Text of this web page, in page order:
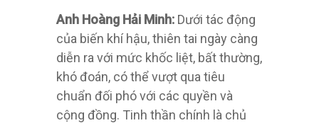
Anh Hoàng Hải Minh: Dưới tác động
của biến khí hậu, thiên tai ngày càng
diễn ra với mức khốc liệt, bất thường,
khó đoán, có thể vượt qua tiêu
chuẩn đối phó với các quyền và
cộng đồng. Tinh thần chính là chủ